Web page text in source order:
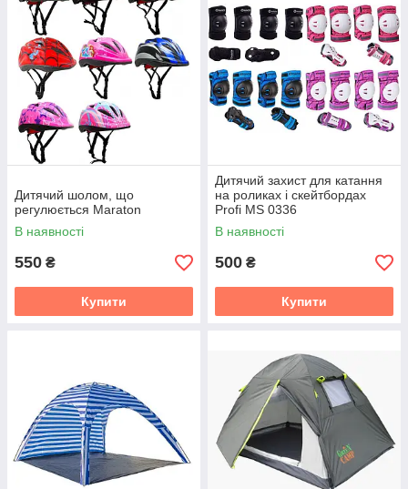
Дитячий шолом, що
регулюється Maraton
В наявності
550 ₴
Купити
Дитячий захист для катання
на роликах і скейтбордах
Profi MS 0336
В наявності
500 ₴
Купити